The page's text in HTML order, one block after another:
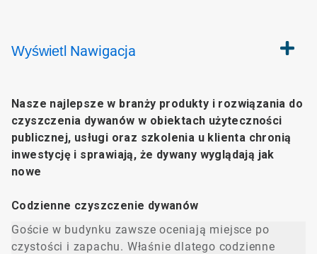
Wyświetl Nawigacja
Nasze najlepsze w branży produkty i rozwiązania do
czyszczenia dywanów w obiektach użyteczności
publicznej, usługi oraz szkolenia u klienta chronią
inwestycję i sprawiają, że dywany wyglądają jak
nowe
Codzienne czyszczenie dywanów
Goście w budynku zawsze oceniają miejsce po
czystości i zapachu. Właśnie dlatego codzienne